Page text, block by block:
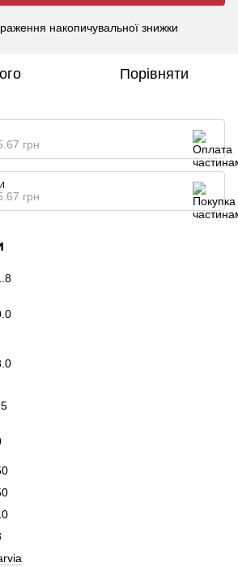
накопичувальної знижки
Порівняти
грн
грн